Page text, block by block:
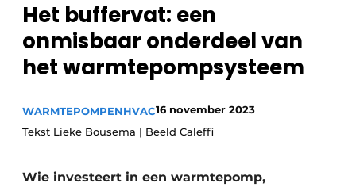
Meest gelezen
Nieuwsbrief
Podcasts
Privacy / Cookie statement
Vacature aanmelden
Video’s
Het buffervat: een
onmisbaar onderdeel van
het warmtepompsysteem
WARMTEPOMPENHVAC16 november 2023
Tekst Lieke Bousema | Beeld Caleffi
Wie investeert in een warmtepomp,